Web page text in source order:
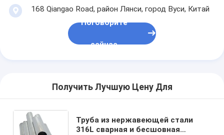
168 Qiangao Road, район Лянси, город Вуси, Китай
Поговорите
сейчас
Получить Лучшую Цену Для
Труба из нержавеющей стали
316L сварная и бесшовная